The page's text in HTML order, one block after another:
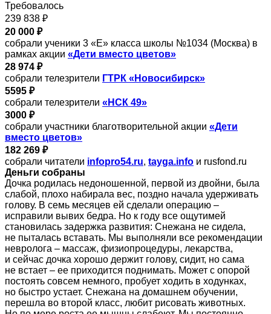
Требовалось
239 838 ₽
20 000 ₽
собрали ученики 3 «Е» класса школы №1034 (Москва) в
рамках акции «Дети вместо цветов»
28 974 ₽
собрали телезрители ГТРК «Новосибирск»
5595 ₽
собрали телезрители «НСК 49»
3000 ₽
собрали участники благотворительной акции «Дети
вместо цветов»
182 269 ₽
собрали читатели infopro54.ru, tayga.info и rusfond.ru
Деньги собраны
Дочка родилась недоношенной, первой из двойни, была
слабой, плохо набирала вес, поздно начала удерживать
голову. В семь месяцев ей сделали операцию –
исправили вывих бедра. Но к году все ощутимей
становилась задержка развития: Снежана не сидела,
не пыталась вставать. Мы выполняли все рекомендации
невролога – массаж, физиопроцедуры, лекарства,
и сейчас дочка хорошо держит голову, сидит, но сама
не встает – ее приходится поднимать. Может с опорой
постоять совсем немного, пробует ходить в ходунках,
но быстро устает. Снежана на домашнем обучении,
перешла во второй класс, любит рисовать животных.